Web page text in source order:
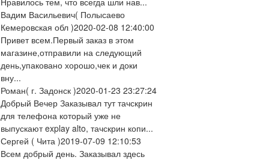
Вадим Васильевич( Полысаево
Кемеровская обл )2020-02-08 12:40:00
Привет всем.Первый заказ в этом
магазине,отправили на следующий
день,упаковано хорошо,чек и доки
вну...
Роман( г. Задонск )2020-01-23 23:27:24
Добрый Вечер Заказывал тут тачскрин
для телефона который уже не
выпускают explay alto, тачскрин копи...
Сергей ( Чита )2019-07-09 12:10:53
Всем добрый день. Заказывал здесь